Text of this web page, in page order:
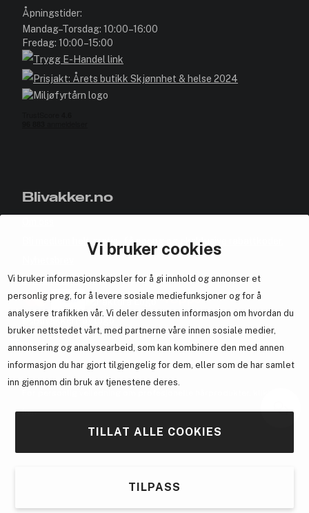
Vi bruker cookies
Vi bruker informasjonskapsler for å gi innhold og annonser et
personlig preg, for å levere sosiale mediefunksjoner og for å
analysere trafikken vår. Vi deler dessuten informasjon om hvordan du
bruker nettstedet vårt, med partnerne våre innen sosiale medier,
annonsering og analysearbeid, som kan kombinere den med annen
informasjon du har gjort tilgjengelig for dem, eller som de har samlet
inn gjennom din bruk av tjenestene deres.
TILLAT ALLE COOKIES
TILPASS
Åpningstider:
Mandag–Torsdag: 10:00–16:00
Fredag: 10:00–15:00
Blivakker.no
Bli medlem helt gratis - få poeng og eksklusive rabattkoder.
Samarbeid med oss
En del avBrandsdal Group AS
her.